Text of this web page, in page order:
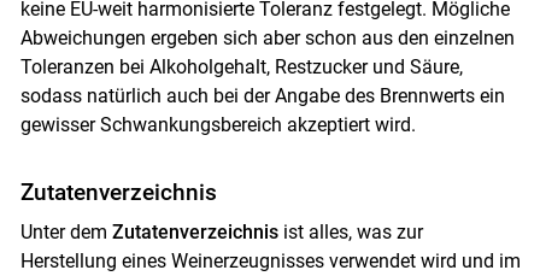
keine EU-weit harmonisierte Toleranz festgelegt. Mögliche
Abweichungen ergeben sich aber schon aus den einzelnen
Toleranzen bei Alkoholgehalt, Restzucker und Säure,
sodass natürlich auch bei der Angabe des Brennwerts ein
gewisser Schwankungsbereich akzeptiert wird.
Zutatenverzeichnis
Unter dem Zutatenverzeichnisist alles, was zur
Herstellung eines Weinerzeugnisses verwendet wird und im